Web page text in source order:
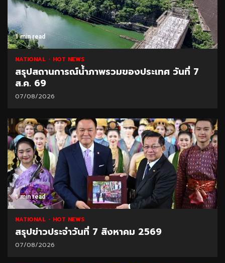
1 min read
NATIONAL HOT NEWS
สรุปสถานการณ์น้ำภาพรวมของประเทศ วันที่ 7
ส.ค. 69
07/08/2026
1 min read
NATIONAL HOT NEWS
สรุปข่าวประจำวันที่ 7 สิงหาคม 2569
07/08/2026